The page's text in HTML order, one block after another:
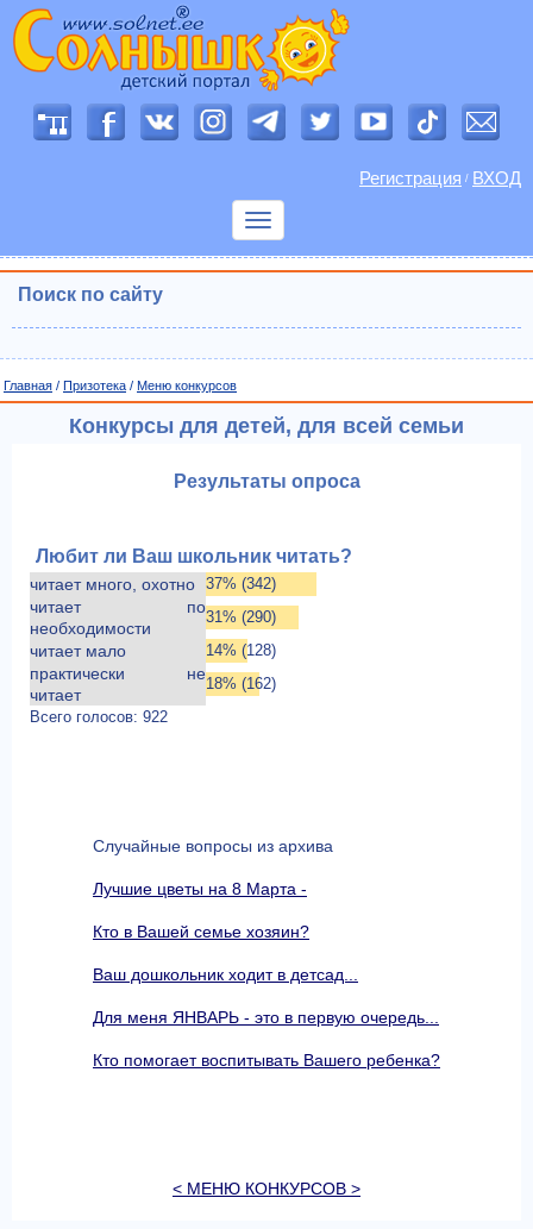
Регистрация / ВХОД
Показать
Поиск по сайту
Главная / Призотека / Меню конкурсов
Конкурсы для детей, для всей семьи
Результаты опроса
Любит ли Ваш школьник читать?
читает много, охотно 37% (342)
читает по
необходимости
31% (290)
читает мало 14% (128)
практически не
читает
18% (162)
Всего голосов: 922
Случайные вопросы из архива
Лучшие цветы на 8 Марта -
Кто в Вашей семье хозяин?
Ваш дошкольник ходит в детсад...
Для меня ЯНВАРЬ - это в первую очередь...
Кто помогает воспитывать Вашего ребенка?
< МЕНЮ КОНКУРСОВ >